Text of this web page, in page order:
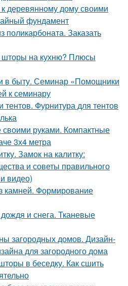
деревянному дому своими
фундамент
поликарбоната. Заказать
шторы на кухню? Плюсы
в быту. Семинар «Помощники
к семинару
Фурнитура для тентов
руками. Компактные
3х4 метра
Замок на калитку:
и советы правильного
видео)
камней. Формирование
и снега. Тканевые
загородных домов. Дизайн-
для загородного дома
в беседку. Как сшить